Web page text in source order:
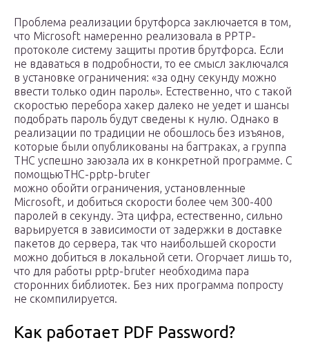
Проблема реализации брутфорса заключается в том,
что Microsoft намеренно реализовала в PPTP-
протоколе систему защиты против брутфорса. Если
не вдаваться в подробности, то ее смысл заключался
в установке ограничения: «за одну секунду можно
ввести только один пароль». Естественно, что с такой
скоростью перебора хакер далеко не уедет и шансы
подобрать пароль будут сведены к нулю. Однако в
реализации по традиции не обошлось без изъянов,
которые были опубликованы на багтраках, а группа
THC успешно заюзала их в конкретной программе. С
помощьюTHC-pptp-bruter
можно обойти ограничения, установленные
Microsoft, и добиться скорости более чем 300-400
паролей в секунду. Эта цифра, естественно, сильно
варьируется в зависимости от задержки в доставке
пакетов до сервера, так что наибольшей скорости
можно добиться в локальной сети. Огорчает лишь то,
что для работы pptp-bruter необходима пара
сторонних библиотек. Без них программа попросту
не скомпилируется.
Как работает PDF Password?